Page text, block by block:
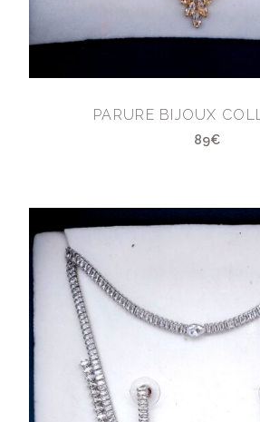
PARURE BIJOUX
89€